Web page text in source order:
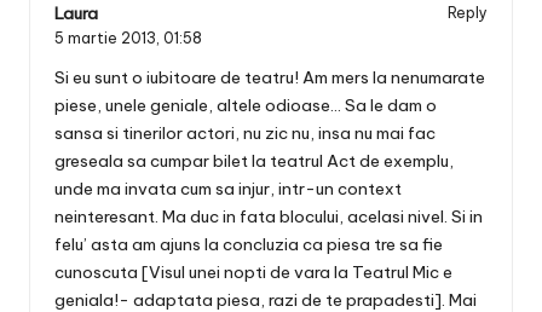
Laura
Reply
5 martie 2013, 01:58
Si eu sunt o iubitoare de teatru! Am mers la nenumarate
piese, unele geniale, altele odioase… Sa le dam o
sansa si tinerilor actori, nu zic nu, insa nu mai fac
greseala sa cumpar bilet la teatrul Act de exemplu,
unde ma invata cum sa injur, intr-un context
neinteresant. Ma duc in fata blocului, acelasi nivel. Si in
felu’ asta am ajuns la concluzia ca piesa tre sa fie
cunoscuta [Visul unei nopti de vara la Teatrul Mic e
geniala!- adaptata piesa, razi de te prapadesti]. Mai